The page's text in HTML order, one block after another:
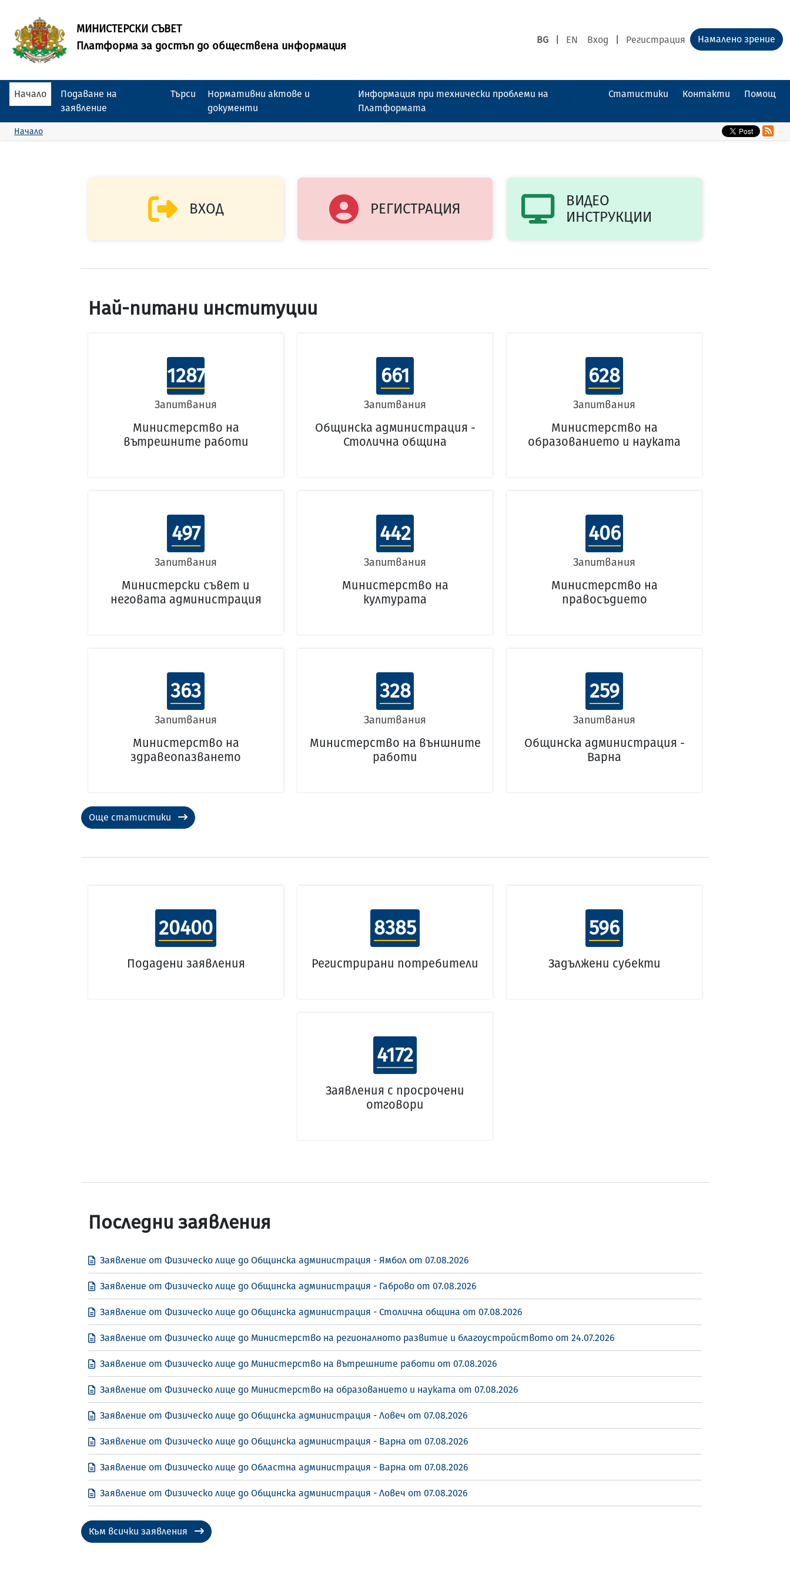
МИНИСТЕРСКИ СЪВЕТ
Платформа за достъп до обществена информация
BG EN Вход Регистрация Намалено зрение
Начало
Подаване на
заявление
Търси
Нормативни актове и
документи
Информация при технически проблеми на
Платформата
Статистики Контакти Помощ
Начало
ВХОД РЕГИСТРАЦИЯ
ВИДЕО
ИНСТРУКЦИИ
Най-питани институции
1287
Запитвания
Министерство на
вътрешните работи
661
Запитвания
Общинска администрация -
Столична община
628
Запитвания
Министерство на
образованието и науката
497
Запитвания
Министерски съвет и
неговата администрация
442
Запитвания
Министерство на
културата
406
Запитвания
Министерство на
правосъдието
363
Запитвания
Министерство на
здравеопазването
328
Запитвания
Министерство на външните
работи
259
Запитвания
Общинска администрация -
Варна
Още статистики
20400
Подадени заявления
8385
Регистрирани потребители
596
Задължени субекти
4172
Заявления с просрочени
отговори
Последни заявления
Заявление от Физическо лице до Общинска администрация - Ямбол от 07.08.2026
Заявление от Физическо лице до Общинска администрация - Габрово от 07.08.2026
Заявление от Физическо лице до Общинска администрация - Столична община от 07.08.2026
Заявление от Физическо лице до Министерство на регионалното развитие и благоустройството от 24.07.2026
Заявление от Физическо лице до Министерство на вътрешните работи от 07.08.2026
Заявление от Физическо лице до Министерство на образованието и науката от 07.08.2026
Заявление от Физическо лице до Общинска администрация - Ловеч от 07.08.2026
Заявление от Физическо лице до Общинска администрация - Варна от 07.08.2026
Заявление от Физическо лице до Областна администрация - Варна от 07.08.2026
Заявление от Физическо лице до Общинска администрация - Ловеч от 07.08.2026
Към всички заявления